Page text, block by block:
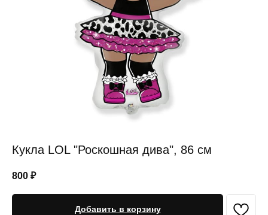
Кукла LOL "Роскошная дива", 86 см
800 ₽
Добавить в корзину